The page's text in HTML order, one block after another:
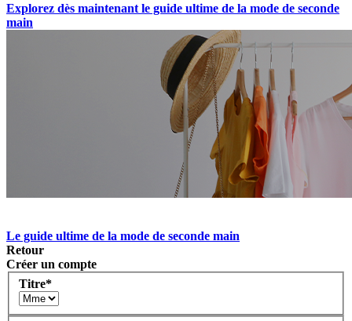
Explorez dès maintenant le guide ultime de la mode de seconde
main
Le guide ultime de la mode de seconde main
Retour
Créer un compte
Titre*